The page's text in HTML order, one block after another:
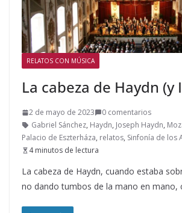
RELATOS CON MÚSICA
La cabeza de Haydn (y
2 de mayo de 2023
0 comentarios
Gabriel Sánchez, Haydn, Joseph Haydn,
Palacio de Eszterháza, relatos, Sinfonía de los
4 minutos de lectura
La cabeza de Haydn, cuando estaba
no dando tumbos de la mano en mano,